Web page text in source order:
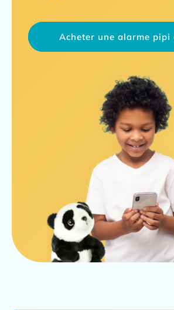
Acheter une alarme